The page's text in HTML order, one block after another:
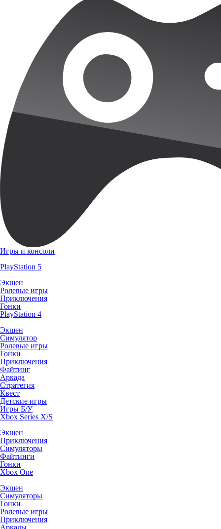
Игры и консоли
PlayStation 5
Экшен
Ролевые игры
Приключения
Гонки
PlayStation 4
Экшен
Симулятор
Ролевые игры
Гонки
Приключения
Файтинг
Аркада
Стратегия
Квест
Детские игры
Игры Б/У
Xbox Series X/S
Экшен
Приключения
Симуляторы
Файтинги
Гонки
Xbox One
Экшен
Симуляторы
Гонки
Ролевые игры
Приключения
Аркады